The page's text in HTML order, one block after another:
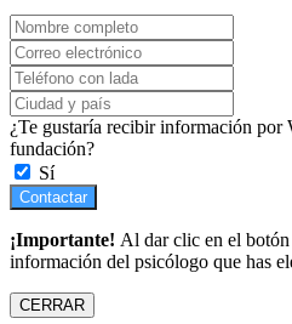
¿Te gustaría recibir información por
fundación?
Sí
Contactar
¡Importante! Al dar clic en el botón
información del psicólogo que has
CERRAR